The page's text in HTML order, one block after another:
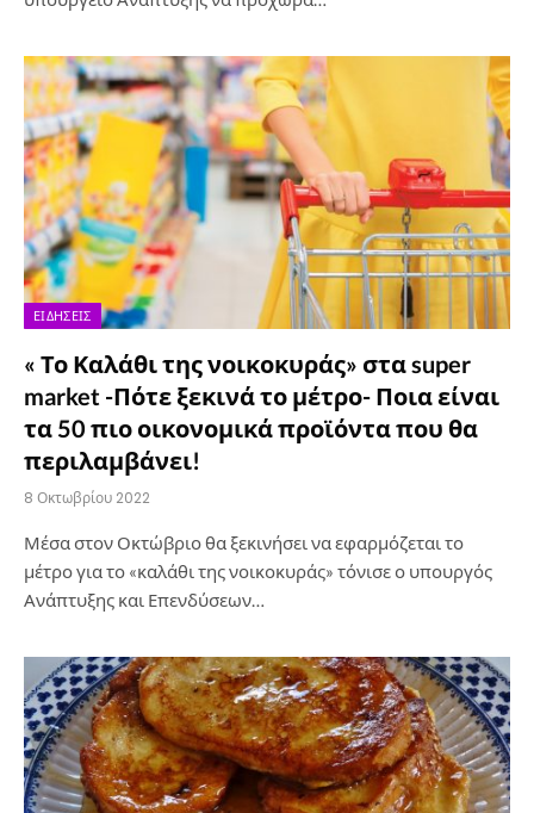
ΕΙΔΉΣΕΙΣ
« Το Καλάθι της νοικοκυράς» στα super
market -Πότε ξεκινά το μέτρο- Ποια είναι
τα 50 πιο οικονομικά προϊόντα που θα
περιλαμβάνει!
8 Οκτωβρίου 2022
Μέσα στον Οκτώβριο θα ξεκινήσει να εφαρμόζεται το
μέτρο για το «καλάθι της νοικοκυράς» τόνισε ο υπουργός
Ανάπτυξης και Επενδύσεων…